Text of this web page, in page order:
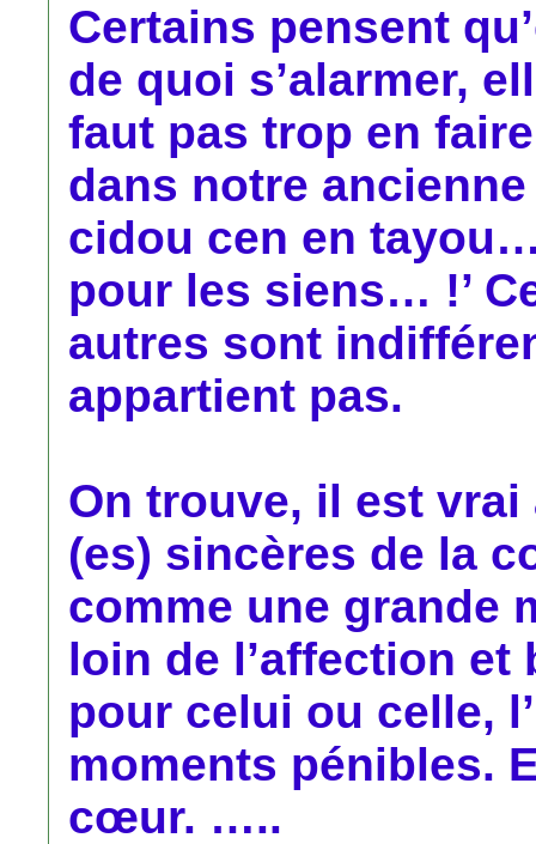
Certains pensent
de quoi s’alarmer,
faut pas trop en
dans notre
cidou cen en
pour les siens… !’
autres sont
appartient pas.
On trouve, il est
(es) sincères de la
comme une grande
loin de l’affection et
pour celui ou celle,
moments pénibles.
cœur. …..